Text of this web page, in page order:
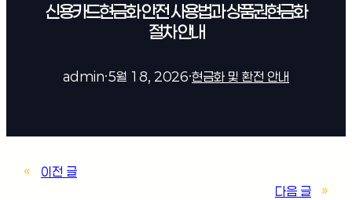
신용카드현금화 안전 사용법과 상품권현금화
절차 안내
admin·5월 18, 2026·현금화 및 환전 안내
«
이전 글
다음 글
»